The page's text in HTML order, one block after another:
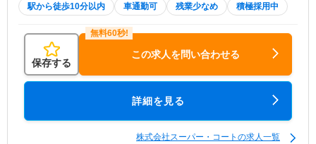
駅から徒歩10分以内 車通勤可 残業少なめ 積極採用中
保存する
この求人を問い合わせる
詳細を見る
株式会社スーパー・コートの求人一覧